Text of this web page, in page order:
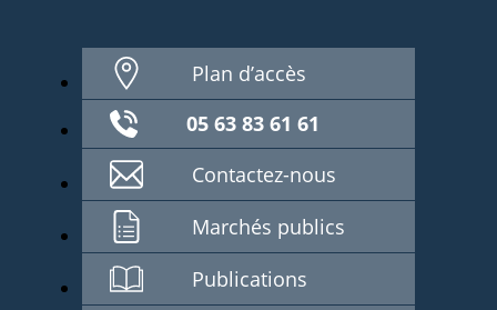
Plan d’accès
05 63 83 61 61
Contactez-nous
Marchés publics
Publications